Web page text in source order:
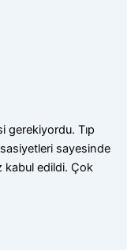
gerekiyordu. Tıp
sayesinde
kabul edildi. Çok